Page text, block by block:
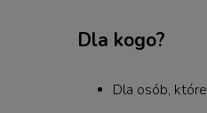
Dla kogo?
Dla osób, które